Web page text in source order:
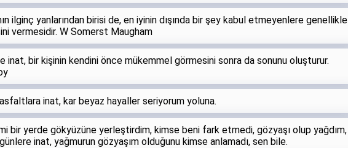
ilginç yanlarından birisi de, en iyinin dışında bir şey kabul etmeyenlere genellikle
vermesidir. W Somerst Maugham
inat, bir kişinin kendini önce mükemmel görmesini sonra da sonunu oluşturur.
inat, kar beyaz hayaller seriyorum yoluna.
bir yerde gökyüzüne yerleştirdim, kimse beni fark etmedi, gözyaşı olup yağdım,
inat, yağmurun gözyaşım olduğunu kimse anlamadı, sen bile.